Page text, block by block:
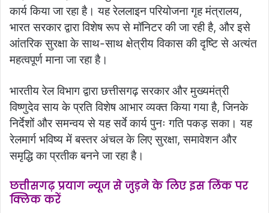
कार्य किया जा रहा है। यह रेललाइन परियोजना गृह मंत्रालय,
भारत सरकार द्वारा विशेष रूप से मॉनिटर की जा रही है, और इसे
आंतरिक सुरक्षा के साथ-साथ क्षेत्रीय विकास की दृष्टि से अत्यंत
महत्वपूर्ण माना जा रहा है।
भारतीय रेल विभाग द्वारा छत्तीसगढ़ सरकार और मुख्यमंत्री
विष्णुदेव साय के प्रति विशेष आभार व्यक्त किया गया है, जिनके
निर्देशों और समन्वय से यह सर्वे कार्य पुनः गति पकड़ सका। यह
रेलमार्ग भविष्य में बस्तर अंचल के लिए सुरक्षा, समावेशन और
समृद्धि का प्रतीक बनने जा रहा है।
छत्तीसगढ़ प्रयाग न्यूज से जुड़ने के लिए इस लिंक पर
क्लिक करें